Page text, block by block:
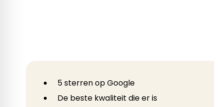
5 sterren op Google
De beste kwaliteit die er is